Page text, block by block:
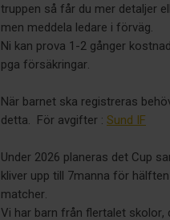
truppen så får du mer detaljer
men meddela ledare i förväg.
Ni kan prova 1-2 gånger
pga försäkringar.
När barnet ska registreras
detta. För avgifter : Sund IF
Under 2026 planeras det Cup
kliver upp till 7manna för
matcher.
Vi har barn från flertalet skolor,